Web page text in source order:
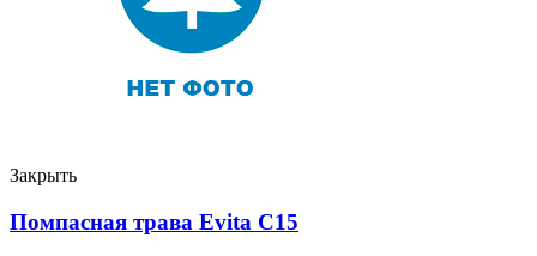
Закрыть
Помпасная трава Evita C15